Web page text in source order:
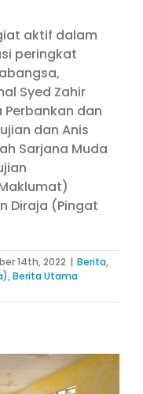
aktif dalam
peringkat
Syed Zahir
dan
dan Anis
Sarjana Muda
Diraja (Pingat
14th, 2022 | Berita,
,Berita Utama